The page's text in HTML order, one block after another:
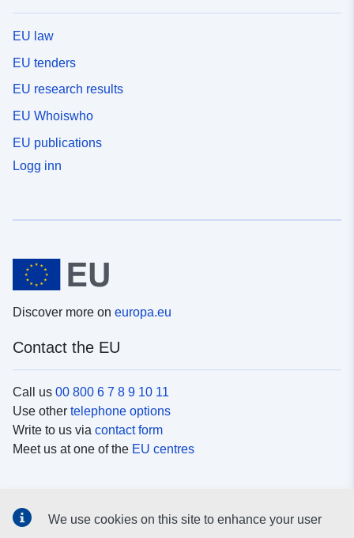
EU law
EU tenders
EU research results
EU Whoiswho
EU publications
Logg inn
Discover more on europa.eu
Contact the EU
Call us 00 800 6 7 8 9 10 11
Use other telephone options
Write to us via contact form
Meet us at one of the EU centres
We use cookies on this site to enhance your user